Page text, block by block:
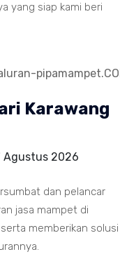
yang siap kami beri
Karawang
Agustus 2026
dan pelancar
jasa mampet di
memberikan solusi